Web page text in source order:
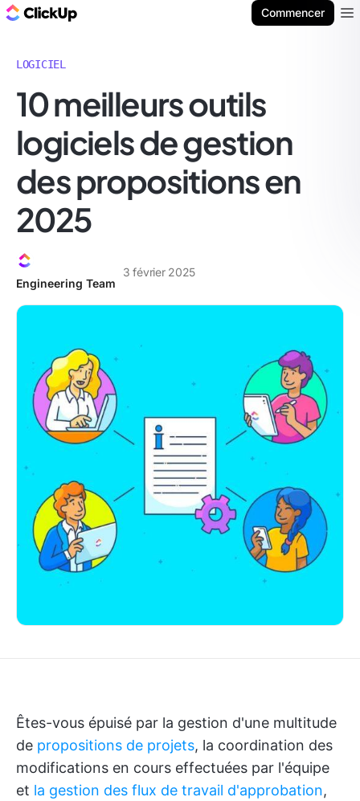
Commencer
LOGICIEL
10 meilleurs outils
logiciels de gestion
des propositions en
2025
Engineering Team
3 février 2025
Êtes-vous épuisé par la gestion d'une multitude
de propositions de projets, la coordination des
modifications en cours effectuées par l'équipe
et la gestion des flux de travail d'approbation,